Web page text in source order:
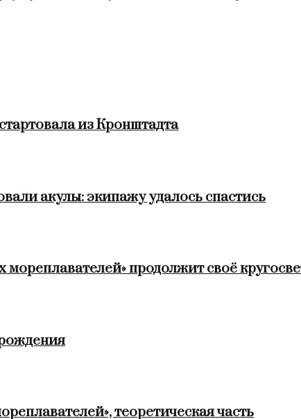
из Кронштадта
акулы: экипажу удалось спастись
мореплавателей» продолжит своё
теоретическая часть